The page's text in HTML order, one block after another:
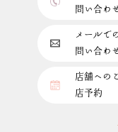
問い合わ
メールで
問い合わ
店舗への
店予約